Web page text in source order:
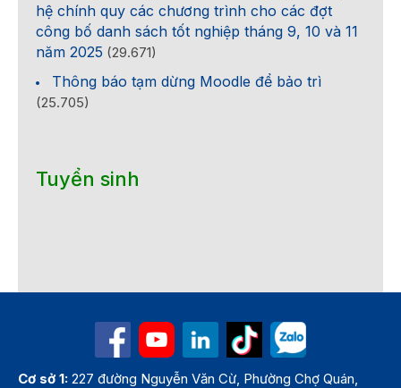
hệ chính quy các chương trình cho các đợt
công bố danh sách tốt nghiệp tháng 9, 10 và 11
năm 2025 (29.671)
Thông báo tạm dừng Moodle để bảo trì
(25.705)
Tuyển sinh
Cơ sở 1: 227 đường Nguyễn Văn Cừ, Phường Chợ Quán,